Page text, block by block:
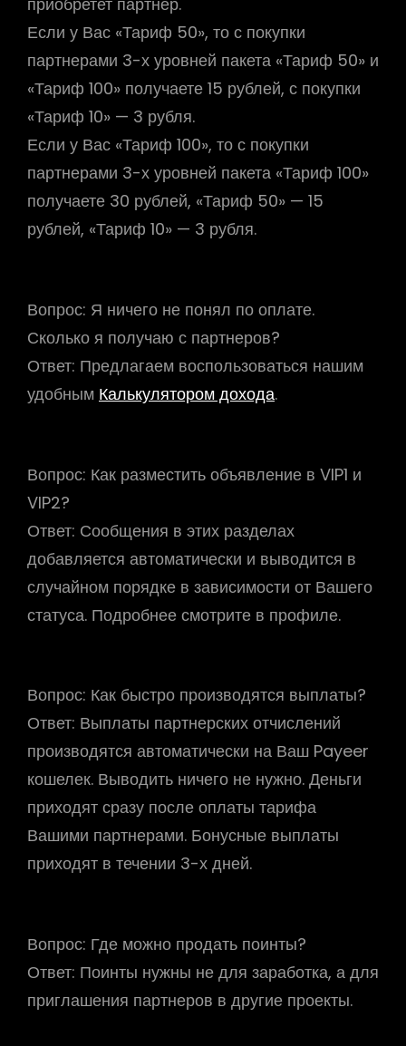
Если у Вас «Тариф 50», то с покупки
партнерами 3-х уровней пакета «Тариф 50» и
«Тариф 100» получаете 15 рублей, с покупки
«Тариф 10» — 3 рубля.
Если у Вас «Тариф 100», то с покупки
партнерами 3-х уровней пакета «Тариф 100»
получаете 30 рублей, «Тариф 50» — 15
рублей, «Тариф 10» — 3 рубля.
Вопрос: Я ничего не понял по оплате.
Сколько я получаю с партнеров?
Ответ: Предлагаем воспользоваться нашим
удобным Калькулятором дохода.
Вопрос: Как разместить объявление в VIP1 и
VIP2?
Ответ: Сообщения в этих разделах
добавляется автоматически и выводится в
случайном порядке в зависимости от Вашего
статуса. Подробнее смотрите в профиле.
Вопрос: Как быстро производятся выплаты?
Ответ: Выплаты партнерских отчислений
производятся автоматически на Ваш Payeer
кошелек. Выводить ничего не нужно. Деньги
приходят сразу после оплаты тарифа
Вашими партнерами. Бонусные выплаты
приходят в течении 3-х дней.
Вопрос: Где можно продать поинты?
Ответ: Поинты нужны не для заработка, а для
приглашения партнеров в другие проекты.